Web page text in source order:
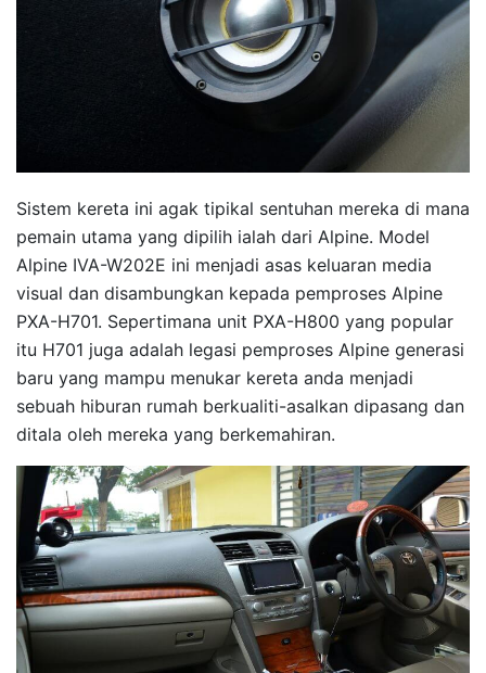
Sistem kereta ini agak tipikal sentuhan mereka di mana
pemain utama yang dipilih ialah dari Alpine. Model
Alpine IVA-W202E ini menjadi asas keluaran media
visual dan disambungkan kepada pemproses Alpine
PXA-H701. Sepertimana unit PXA-H800 yang popular
itu H701 juga adalah legasi pemproses Alpine generasi
baru yang mampu menukar kereta anda menjadi
sebuah hiburan rumah berkualiti-asalkan dipasang dan
ditala oleh mereka yang berkemahiran.